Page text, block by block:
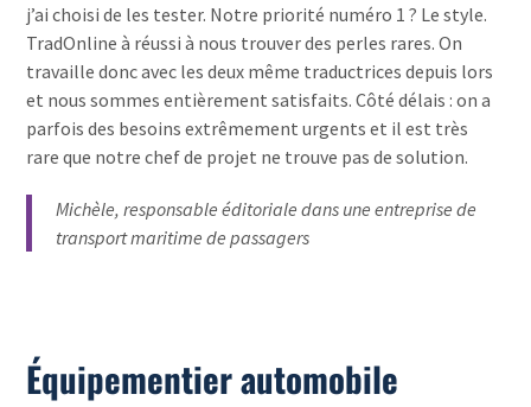
j’ai choisi de les tester. Notre priorité numéro 1 ? Le style.
TradOnline à réussi à nous trouver des perles rares. On
travaille donc avec les deux même traductrices depuis lors
et nous sommes entièrement satisfaits. Côté délais : on a
parfois des besoins extrêmement urgents et il est très
rare que notre chef de projet ne trouve pas de solution.
Michèle, responsable éditoriale dans une entreprise de
transport maritime de passagers
Équipementier automobile